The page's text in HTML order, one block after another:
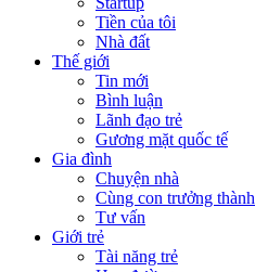
Tiền của tôi
Nhà đất
Thế giới
Tin mới
Bình luận
Lãnh đạo trẻ
Gương mặt quốc tế
Gia đình
Chuyện nhà
Cùng con trưởng thành
Tư vấn
Giới trẻ
Tài năng trẻ